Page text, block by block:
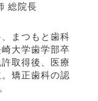
総院長
まつもと歯科
大学歯学部卒
取得後、医療
矯正歯科の認